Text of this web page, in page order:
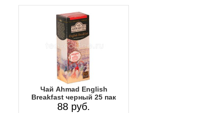
Чай Ahmad English
Breakfast черный 25 пак
88 руб.